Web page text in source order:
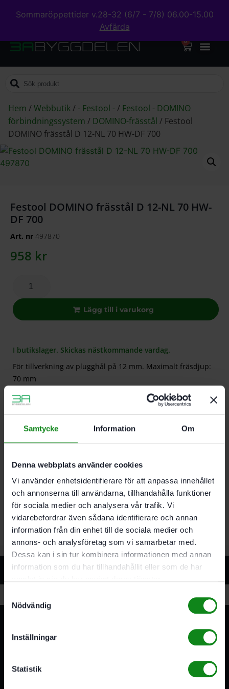
Samtycke Information Om
Denna webbplats använder cookies
Vi använder enhetsidentifierare för att anpassa innehållet
och annonserna till användarna, tillhandahålla funktioner
för sociala medier och analysera vår trafik. Vi
vidarebefordrar även sådana identifierare och annan
information från din enhet till de sociala medier och
annons- och analysföretag som vi samarbetar med.
Dessa kan i sin tur kombinera informationen med annan
information som du har tillhandahållit eller som de har
Nödvändig
Inställningar
Statistik
Sommaröppettider v.28-32 (6/7 - 7/8) 06.00-15.00
Avfärda
0
Hem /Webbutik/ - Festool -/ Festool - DOMINO
förbindningssystem / DOMINO-frässtål / Festool
DOMINO frässtål D 12-NL 70 HW-DF 700
Festool DOMINO frässtål D 12-NL 70 HW-
DF 700
Art. nr 497870
958 kr
Lägg till i varukorg
I butikslager. Skickas nästkommande vardag.
För tillverkning av plugghål på 12 mm. Maximalt fräsdjup:
70 mm
Beskrivning Teknisk Data Recensioner (0)
För tillverkning av plugghål på 12 mm. Maximalt
fräsdjup: 70 mm
Fräsverktyg med gängor för förbindningsfräs
DOMINO XL DF 700
Relaterade produkter